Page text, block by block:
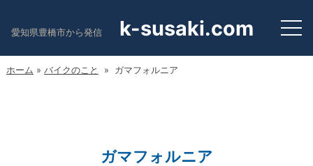
愛知県豊橋市から発信 k-susaki.com
ホーム » バイクのこと » ガマフォルニア
ガマフォルニア